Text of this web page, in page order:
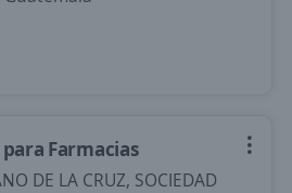
Farmacias
DE LA CRUZ, SOCIEDAD